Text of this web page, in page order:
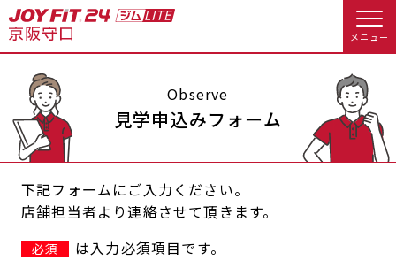
メニュー
店舗トップ
会員の方へトップ
Observe
見学申込みフォーム
下記フォームにご入力ください。
店舗担当者より連絡させて頂きます。
必須
は入力必須項目です。